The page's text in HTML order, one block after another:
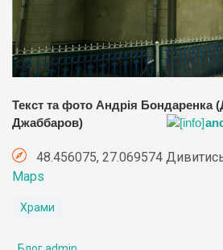
Текст та фото Андрія Бондаренка
Джаббаров)
48.456075, 27.069574
Maps
Храми